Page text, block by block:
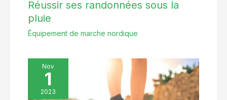
Réussir ses randonnées sous la
pluie
Équipement de marche nordique
Nov
1
2023